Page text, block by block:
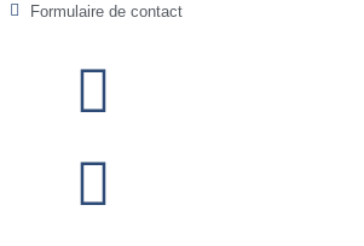
Formulaire de contact